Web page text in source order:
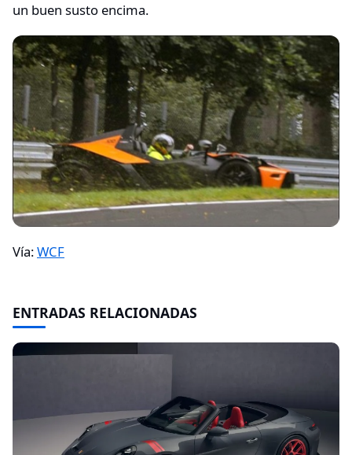
un buen susto encima.
Vía:WCF
ENTRADAS RELACIONADAS